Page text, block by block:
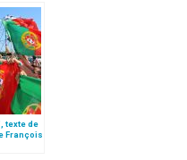
texte de
François